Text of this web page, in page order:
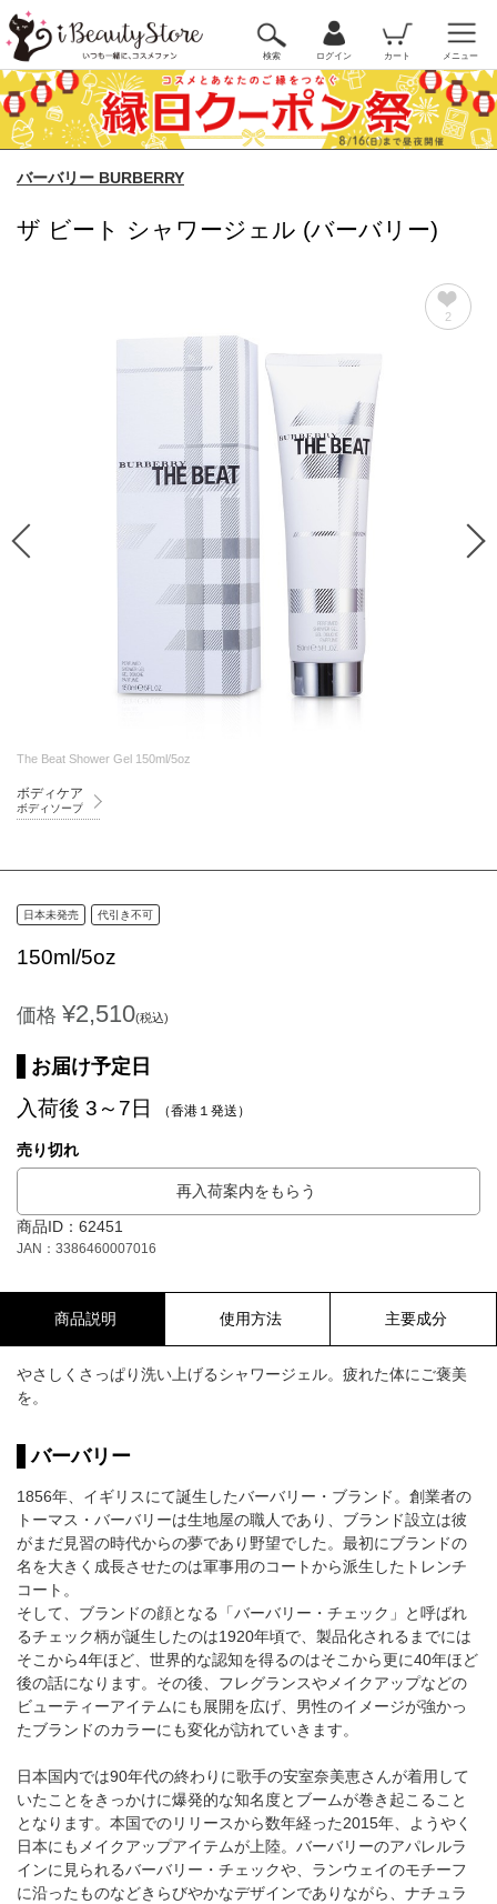
検索 ログイン カート メニュー
バーバリー BURBERRY
ザ ビート シャワージェル (バーバリー)
2
The Beat Shower Gel 150ml/5oz
ボディケア
ボディソープ
日本未発売 代引き不可
150ml/5oz
価格 ¥2,510(税込)
お届け予定日
入荷後 3～7日 （香港１発送）
売り切れ
再入荷案内をもらう
商品ID：62451
JAN：3386460007016
商品説明 使用方法 主要成分
やさしくさっぱり洗い上げるシャワージェル。疲れた体にご褒美
を。
バーバリー
1856年、イギリスにて誕生したバーバリー・ブランド。創業者の
トーマス・バーバリーは生地屋の職人であり、ブランド設立は彼
がまだ見習の時代からの夢であり野望でした。最初にブランドの
名を大きく成長させたのは軍事用のコートから派生したトレンチ
コート。
そして、ブランドの顔となる「バーバリー・チェック」と呼ばれ
るチェック柄が誕生したのは1920年頃で、製品化されるまでには
そこから4年ほど、世界的な認知を得るのはそこから更に40年ほど
後の話になります。その後、フレグランスやメイクアップなどの
ビューティーアイテムにも展開を広げ、男性のイメージが強かっ
たブランドのカラーにも変化が訪れていきます。
日本国内では90年代の終わりに歌手の安室奈美恵さんが着用して
いたことをきっかけに爆発的な知名度とブームが巻き起こること
となります。本国でのリリースから数年経った2015年、ようやく
日本にもメイクアップアイテムが上陸。バーバリーのアパレルラ
インに見られるバーバリー・チェックや、ランウェイのモチーフ
に沿ったものなどきらびやかなデザインでありながら、ナチュラ